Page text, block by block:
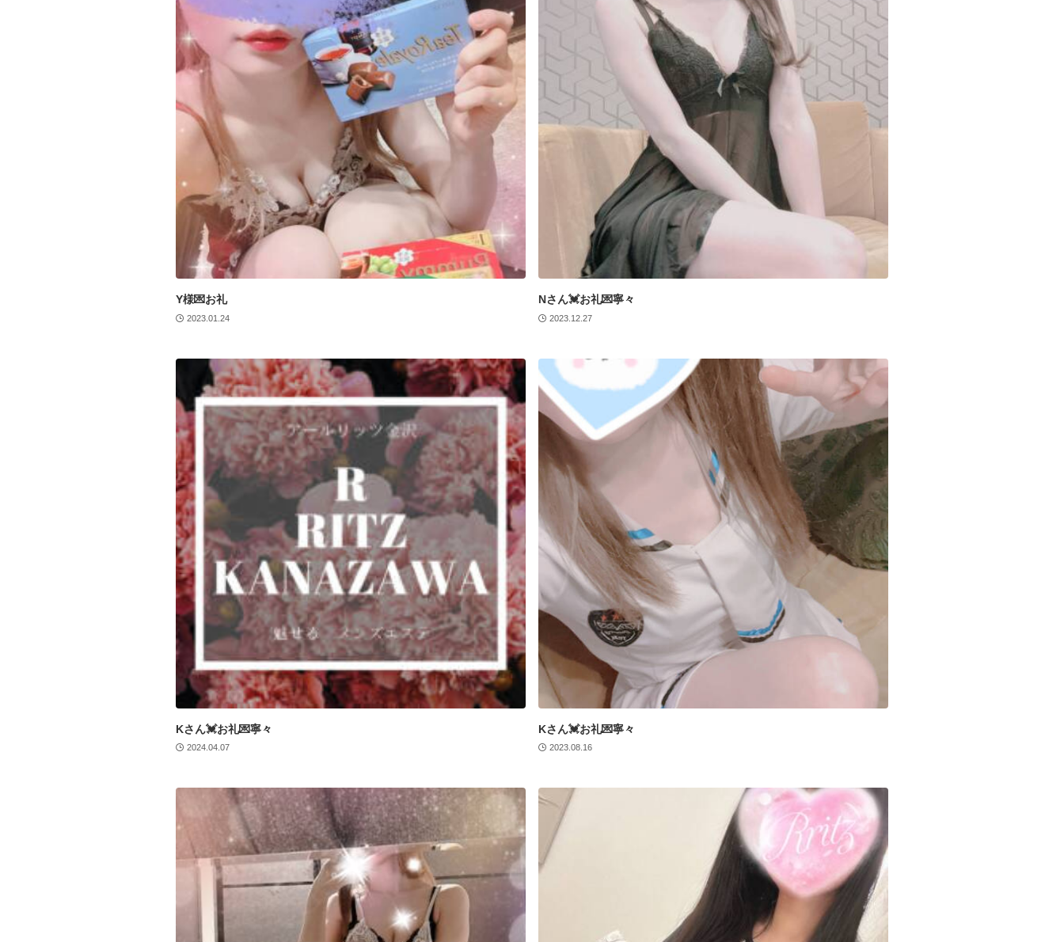
Y様💌お礼
2023.01.24
Nさん💓お礼💌寧々
2023.12.27
Kさん💓お礼💌寧々
2024.04.07
Kさん💓お礼💌寧々
2023.08.16